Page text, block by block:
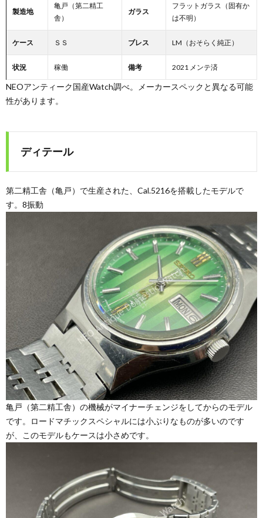
免
製造地
亀戸（第二精工
舎）
ガラス
フラットガラス（固有か
は不明）
ケース ＳＳ ブレス LM（おそらく純正）
状況 稼働 備考 2021 メンテ済
NEOアンティーク国産Watch調べ。メーカースペックと異なる可能
性があります。
ディテール
第二精工舎（亀戸）で生産された、Cal.5216を搭載したモデルで
す。8振動
亀戸（第二精工舎）の機械がマイナーチェンジをしてからのモデル
です。ロードマチックスペシャルには小ぶりなものが多いのです
が、このモデルもケースは小さめです。